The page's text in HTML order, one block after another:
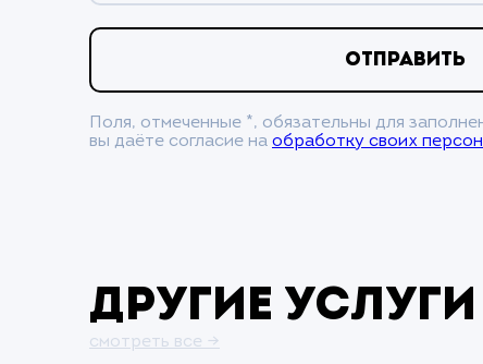
ОТПРАВИТЬ
Поля, отмеченные *, обязательны для
вы даёте согласие на обработку своих
Другие
смотреть все →